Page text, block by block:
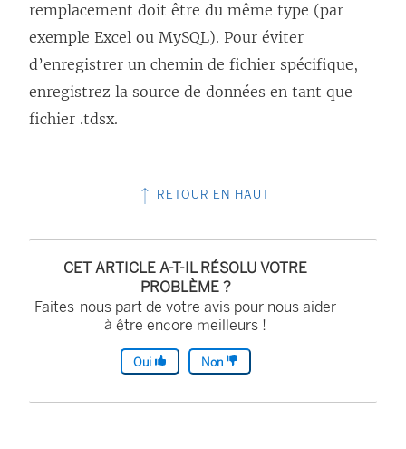
remplacement doit être du même type (par
exemple Excel ou MySQL). Pour éviter
d’enregistrer un chemin de fichier spécifique,
enregistrez la source de données en tant que
fichier .tdsx.
RETOUR EN HAUT
CET ARTICLE A-T-IL RÉSOLU VOTRE
PROBLÈME ?
Faites-nous part de votre avis pour nous aider
à être encore meilleurs !
Oui Non